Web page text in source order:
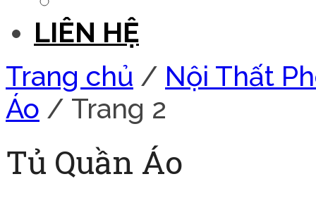
LIÊN HỆ
Trang chủ / Nội Thất
Áo / Trang 2
Tủ Quần Áo